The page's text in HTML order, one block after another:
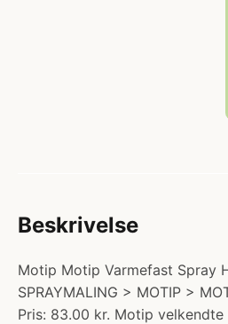
Beskrivelse
Motip Motip Varmefast Spray
SPRAYMALING > MOTIP >
Pris: 83.00 kr. Motip